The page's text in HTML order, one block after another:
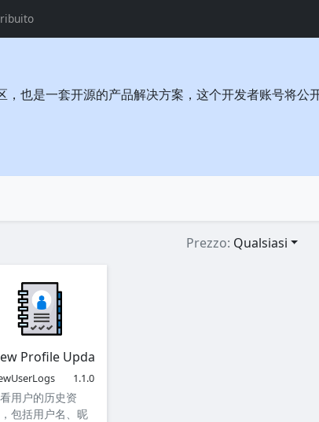
也是一套开源的产品解决方案，这个开发者账号将公
Prezzo: Qualsiasi
Profile Update Logs
1.1.0
用户的历史资
包括用户名、昵